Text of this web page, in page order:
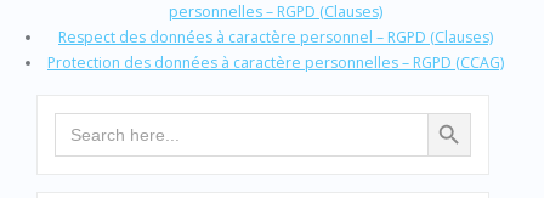
personnelles – RGPD (Clauses)
Respect des données à caractère personnel – RGPD (Clauses)
Protection des données à caractère personnelles – RGPD (CCAG)
Search Search Button